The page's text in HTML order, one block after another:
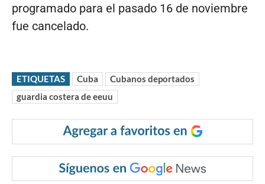
programado para el pasado 16 de noviembre
fue cancelado.
ETIQUETAS Cuba
Cubanos deportados
guardia costera de eeuu